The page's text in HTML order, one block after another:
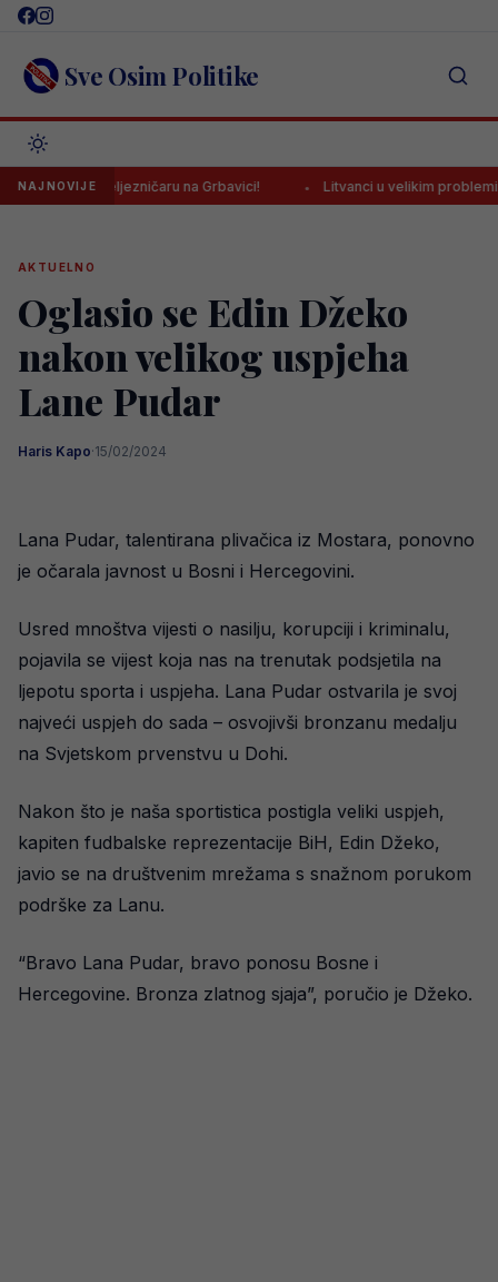
Skip
content Sve Osim Politike
NAJNOVIJE
Željezničaru na Grbavici! Litvanci u velikim problemima
AKTUELNO
Oglasio se Edin Džeko
nakon velikog uspjeha
Lane Pudar
Haris Kapo·15/02/2024
Lana Pudar, talentirana plivačica iz Mostara, ponovno
je očarala javnost u Bosni i Hercegovini.
Usred mnoštva vijesti o nasilju, korupciji i kriminalu,
pojavila se vijest koja nas na trenutak podsjetila na
ljepotu sporta i uspjeha. Lana Pudar ostvarila je svoj
najveći uspjeh do sada – osvojivši bronzanu medalju
na Svjetskom prvenstvu u Dohi.
Nakon što je naša sportistica postigla veliki uspjeh,
kapiten fudbalske reprezentacije BiH, Edin Džeko,
javio se na društvenim mrežama s snažnom porukom
podrške za Lanu.
“Bravo Lana Pudar, bravo ponosu Bosne i
Hercegovine. Bronza zlatnog sjaja”, poručio je Džeko.